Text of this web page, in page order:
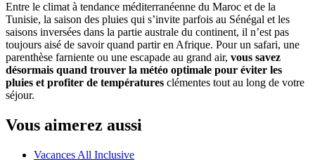
Entre le climat à tendance méditerranéenne du Maroc et de la
Tunisie, la saison des pluies qui s’invite parfois au Sénégal et les
saisons inversées dans la partie australe du continent, il n’est pas
toujours aisé de savoir quand partir en Afrique. Pour un safari, une
parenthèse farniente ou une escapade au grand air, vous savez
désormais quand trouver la météo optimale pour éviter les
pluies et profiter de températures clémentes tout au long de votre
séjour.
Vous aimerez aussi
Vacances All Inclusive